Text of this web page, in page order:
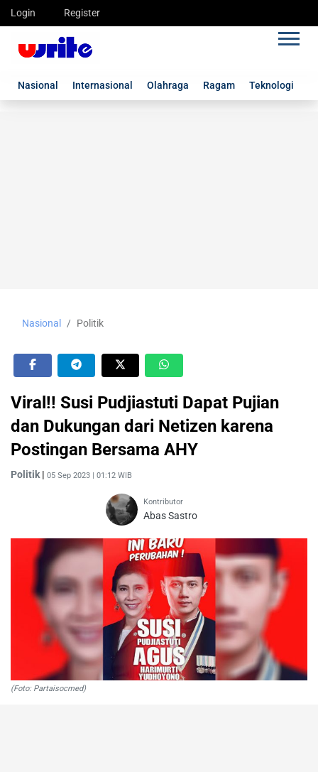
Login Register
Nasional Internasional Olahraga Ragam Teknologi
Nasional Politik
Viral!! Susi Pudjiastuti Dapat Pujian
dan Dukungan dari Netizen karena
Postingan Bersama AHY
Politik | 05 Sep 2023 | 01:12 WIB
Kontributor
Abas Sastro
(Foto: Partaisocmed)